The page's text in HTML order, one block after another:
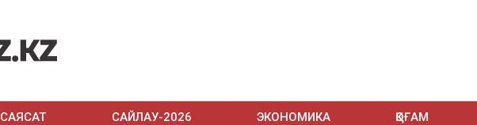
САЯСАТ САЙЛАУ-2026 ЭКОНОМИКА ҚОҒАМ